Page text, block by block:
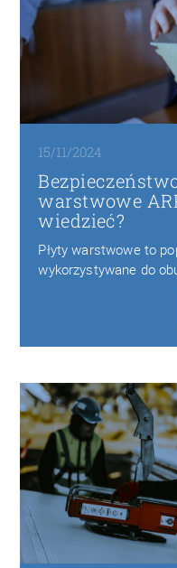
15/11/2024
warstwowe
wiedzieć?
Płyty warstwowe to
wykorzystywane do
od budowy hal